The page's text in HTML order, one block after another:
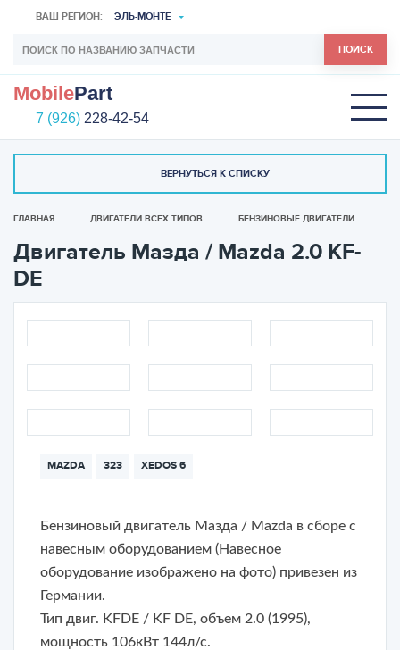
ВАШ РЕГИОН: ЭЛЬ-МОНТЕ
ПОИСК
MobilePart
7 (926) 228-42-54
ВЕРНУТЬСЯ К СПИСКУ
ГЛАВНАЯ ДВИГАТЕЛИ ВСЕХ ТИПОВ БЕНЗИНОВЫЕ ДВИГАТЕЛИ
Двигатель Мазда / Mazda 2.0 KF-
DE
MAZDA 323 XEDOS 6
Бензиновый двигатель Мазда / Mazda в сборе с
навесным оборудованием (Навесное
оборудование изображено на фото) привезен из
Германии.
Тип двиг. KFDE / KF DE, объем 2.0 (1995),
мощность 106кВт 144л/с.